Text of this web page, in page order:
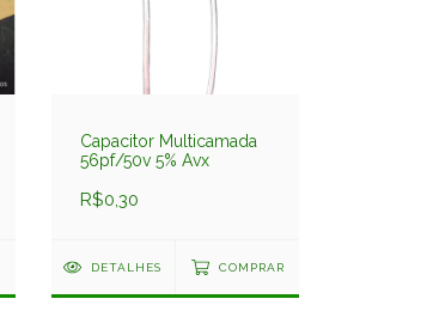
Capacitor Multicamada
56pf/50v 5% Avx
R$0,30
DETALHES COMPRAR